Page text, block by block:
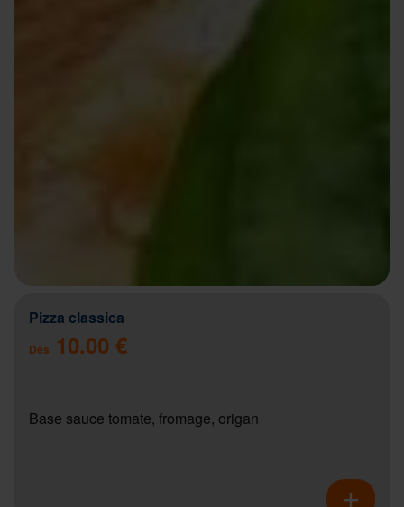
Pizza classica
Dès 10.00 €
Base sauce tomate, fromage, origan